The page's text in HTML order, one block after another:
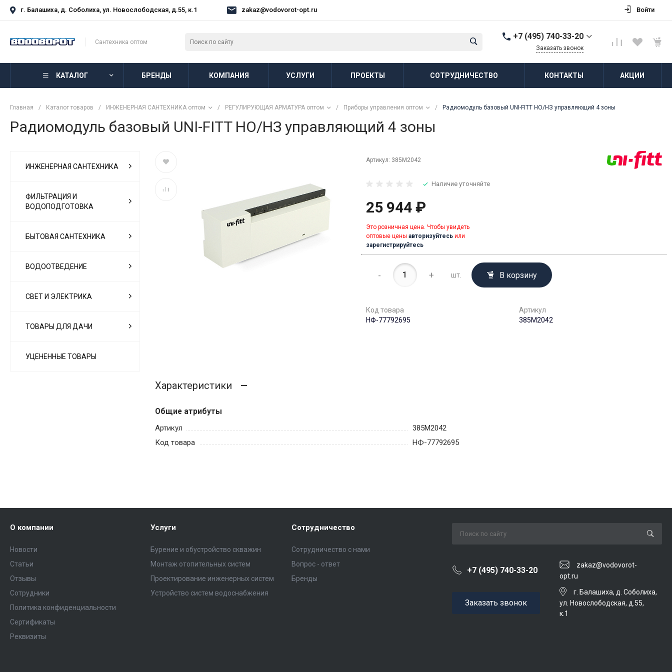
г. Балашиха, д. Соболиха, ул. Новослободская, д.55, к.1 zakaz@vodovorot-opt.ru Войти
Сантехника оптом
+7 (495) 740-33-20
г. Балашиха, д.
Пн-Пт: 8:00-18:00 Cб-Вс:
Заказать звонок
КАТАЛОГ БРЕНДЫ КОМПАНИЯ УСЛУГИ ПРОЕКТЫ СОТРУДНИЧЕСТВО КОНТАКТЫ АКЦИИ
Главная / Каталог товаров / ИНЖЕНЕРНАЯ САНТЕХНИКА оптом / РЕГУЛИРУЮЩАЯ АРМАТУРА оптом / Приборы управления оптом / Радиомодуль базовый UNI-FITT НО/НЗ управляющий 4 зоны
Радиомодуль базовый UNI-FITT НО/НЗ управляющий 4 зоны
ИНЖЕНЕРНАЯ САНТЕХНИКА
ФИЛЬТРАЦИЯ И
ВОДОПОДГОТОВКА
БЫТОВАЯ САНТЕХНИКА
ВОДООТВЕДЕНИЕ
СВЕТ И ЭЛЕКТРИКА
ТОВАРЫ ДЛЯ ДАЧИ
УЦЕНЕННЫЕ ТОВАРЫ
Артикул: 385M2042
Наличие уточняйте
25 944 ₽
Это розничная цена. Чтобы увидеть
оптовые цены авторизуйтесьили
зарегистрируйтесь
- + шт. В корзину
Код товара
НФ-77792695
Артикул
385M2042
Характеристики
Общие атрибуты
Артикул
385M2042
Код товара
НФ-77792695
О компании
Новости
Статьи
Отзывы
Сотрудники
Политика конфиденциальности
Сертификаты
Реквизиты
Услуги
Бурение и обустройство скважин
Монтаж отопительных систем
Проектирование инженерных систем
Устройство систем водоснабжения
Сотрудничество
Сотрудничество с нами
Вопрос - ответ
Бренды
+7 (495) 740-33-20
zakaz@vodovorot-
opt.ru
Заказать звонок
г. Балашиха, д. Соболиха,
ул. Новослободская, д.55,
к.1